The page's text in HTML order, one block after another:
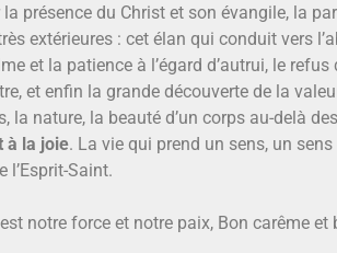
présence du Christ et son évangile, la
extérieures : cet élan qui conduit vers
et la patience à l’égard d’autrui, le refus
et enfin la grande découverte de la
nature, la beauté d’un corps au-delà
à la joie. La vie qui prend un sens, un
l’Esprit-Saint.
notre force et notre paix, Bon carême et